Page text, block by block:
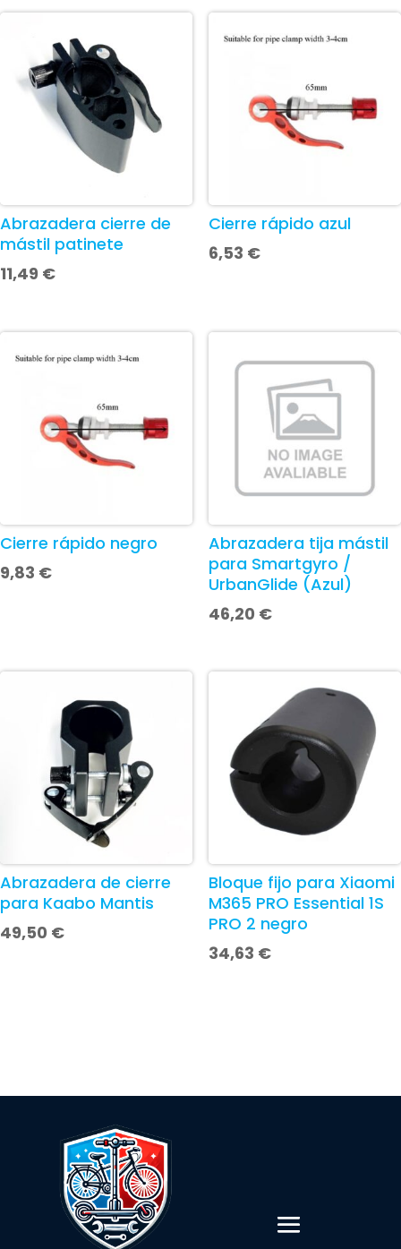
Abrazadera cierre de
mástil patinete
11,49 €
Cierre rápido azul
6,53 €
Cierre rápido negro
9,83 €
Abrazadera tija mástil
para Smartgyro /
UrbanGlide (Azul)
46,20 €
Abrazadera de cierre
para Kaabo Mantis
49,50 €
Bloque fijo para Xiaomi
M365 PRO Essential 1S
PRO 2 negro
34,63 €